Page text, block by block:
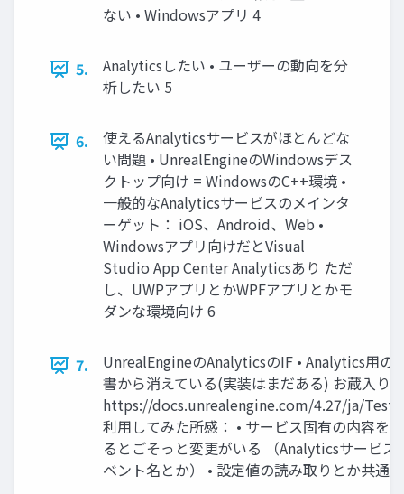
ない • Windowsアプリ 4
5.
Analyticsしたい • ユーザーの動向を分
析したい 5
6.
使えるAnalyticsサービスがほとんどな
い問題 • UnrealEngineのWindowsデス
クトップ向け = WindowsのC++環境 •
一般的なAnalyticsサービスのメインタ
ーゲット： iOS、Android、Web •
Windowsアプリ向けだとVisual
Studio App Center Analyticsあり ただ
し、UWPアプリとかWPFアプリとかモ
ダンな環境向け 6
7.
UnrealEngineのAnalyticsのIF • Analytics用の
書から消えている(実装はまだある) お蔵入り
https://docs.unrealengine.com/4.27/ja/
利用してみた所感： • サービス固有の内容を
るとごそっと変更がいる （Analyticsサービ
ベント名とか） • 設定値の読み取りとか共通